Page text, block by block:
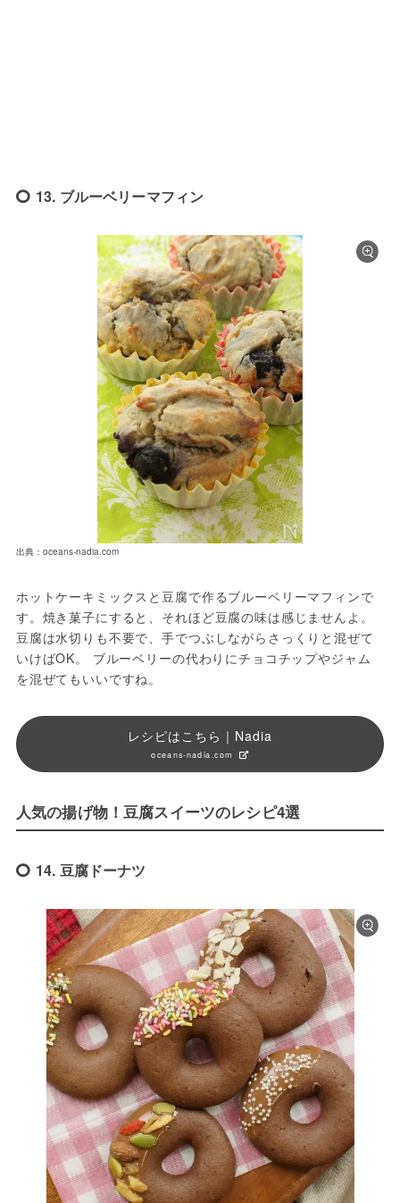
13. ブルーベリーマフィン
出典：oceans-nadia.com
ホットケーキミックスと豆腐で作るブルーベリーマフィンで
す。焼き菓子にすると、それほど豆腐の味は感じませんよ。
豆腐は水切りも不要で、手でつぶしながらさっくりと混ぜて
いけばOK。 ブルーベリーの代わりにチョコチップやジャム
を混ぜてもいいですね。
レシピはこちら｜Nadia
oceans-nadia.com
人気の揚げ物！豆腐スイーツのレシピ4選
14. 豆腐ドーナツ